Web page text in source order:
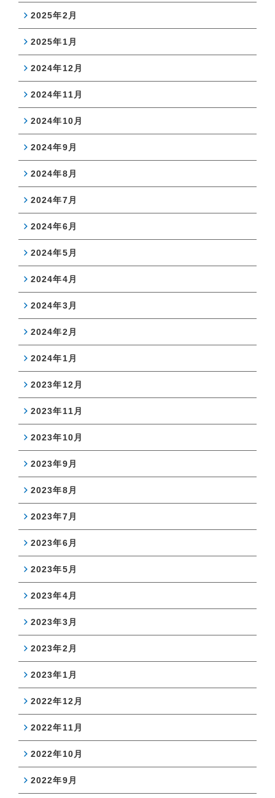
2025年2月
2025年1月
2024年12月
2024年11月
2024年10月
2024年9月
2024年8月
2024年7月
2024年6月
2024年5月
2024年4月
2024年3月
2024年2月
2024年1月
2023年12月
2023年11月
2023年10月
2023年9月
2023年8月
2023年7月
2023年6月
2023年5月
2023年4月
2023年3月
2023年2月
2023年1月
2022年12月
2022年11月
2022年10月
2022年9月